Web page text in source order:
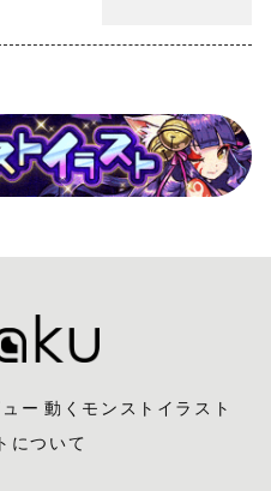
ー 動くモンストイラスト
について